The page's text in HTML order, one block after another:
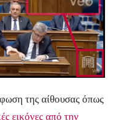
της αίθουσας όπως
εικόνες από την